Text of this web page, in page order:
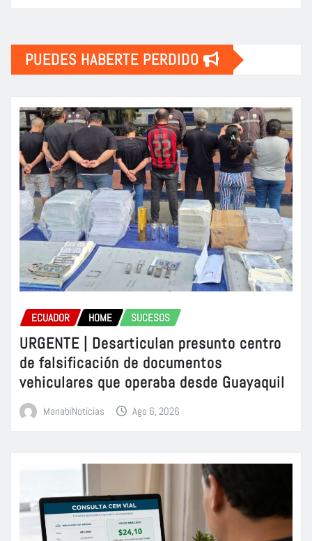
PUEDES HABERTE PERDIDO
ECUADOR HOME SUCESOS
URGENTE | Desarticulan presunto centro
de falsificación de documentos
vehiculares que operaba desde Guayaquil
ManabiNoticias Ago 6, 2026